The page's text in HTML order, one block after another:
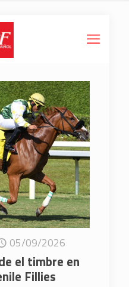
05/09/2026
el timbre en
Fillies